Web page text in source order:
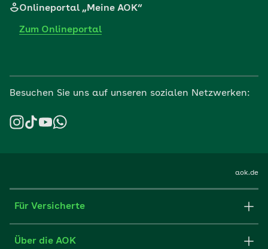
Onlineportal „Meine AOK“
Zum Onlineportal
Besuchen Sie uns auf unseren sozialen Netzwerken:
aok.de
Für Versicherte
Formulare und Anträge
Über die AOK